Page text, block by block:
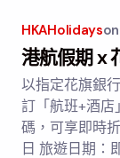
HKAHolidayson
港航假期 x
以指定花旗銀
訂「航班+酒
碼，可享即時
日 旅遊日期：